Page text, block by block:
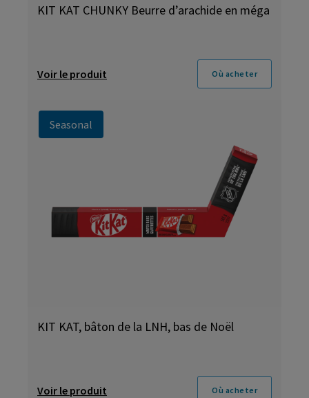
KIT KAT CHUNKY Beurre d’arachide en méga
Voir le produit Où acheter
Seasonal
KIT KAT, bâton de la LNH, bas de Noël
Voir le produit Où acheter